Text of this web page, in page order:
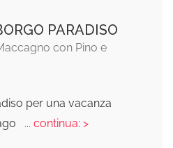
PARADISO
con Pino e
per una vacanza
... continua: >